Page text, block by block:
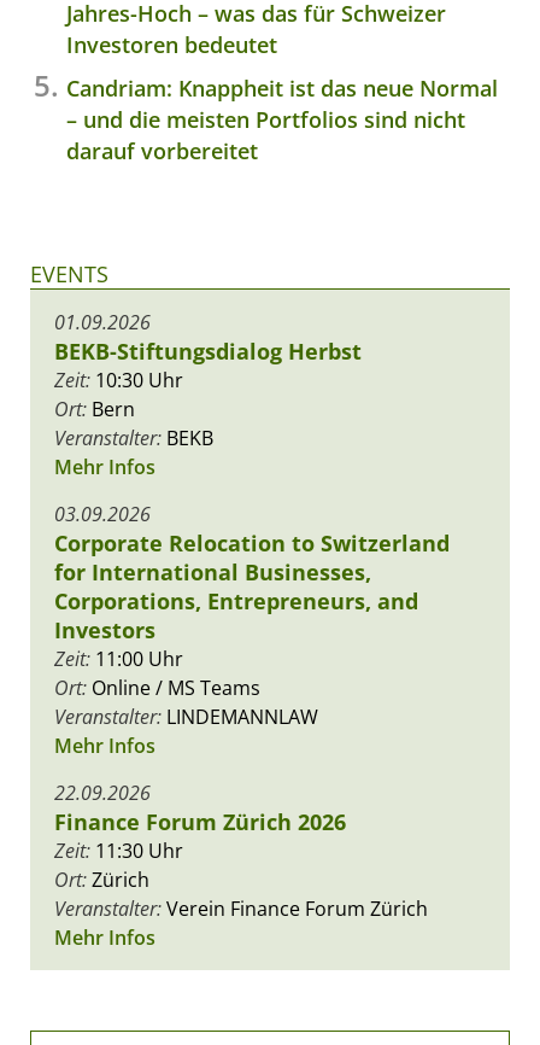
Jahres-Hoch – was das für Schweizer
Investoren bedeutet
Candriam: Knappheit ist das neue Normal
– und die meisten Portfolios sind nicht
darauf vorbereitet
EVENTS
01.09.2026
BEKB-Stiftungsdialog Herbst
Zeit: 10:30 Uhr
Ort: Bern
Veranstalter: BEKB
Mehr Infos
03.09.2026
Corporate Relocation to Switzerland
for International Businesses,
Corporations, Entrepreneurs, and
Investors
Zeit: 11:00 Uhr
Ort: Online / MS Teams
Veranstalter: LINDEMANNLAW
Mehr Infos
22.09.2026
Finance Forum Zürich 2026
Zeit: 11:30 Uhr
Ort:Zürich
Veranstalter:Verein Finance Forum Zürich
Mehr Infos